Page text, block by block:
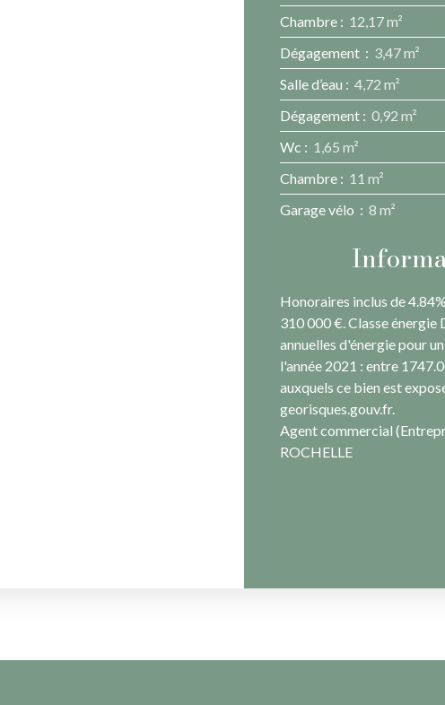
Chambre : 12,17 m²
Dégagement : 3,47 m²
Salle d’eau : 4,72 m²
Dégagement : 0,92 m²
Wc : 1,65 m²
Chambre : 11 m²
Garage vélo : 8 m²
Honoraires inclus de
310 000 €. Classe énergie
annuelles d'énergie pour
l'année 2021 : entre
auxquels ce bien est
georisques.gouv.fr.
Agent commercial
ROCHELLE